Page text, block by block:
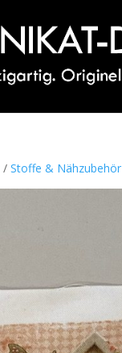
/Stoffe & Nähzubehör